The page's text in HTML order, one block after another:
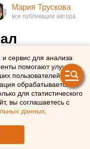
Мария Трускова
для
данными
назвали
сервис для анализа
помогают улучшать
пользователей и
обрабатывается в
для статистического
вы соглашаетесь с
данных